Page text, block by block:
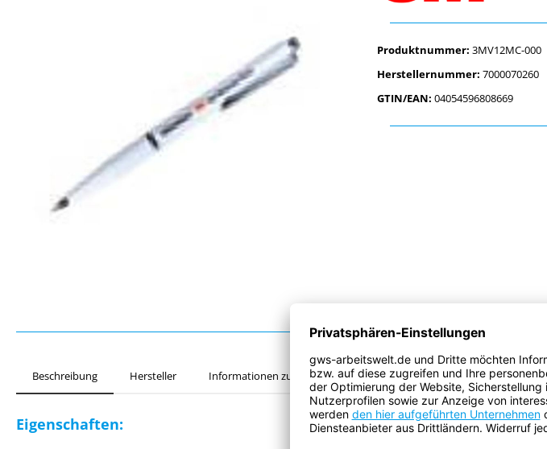
Produktnummer: 3MV12MC-000
Herstellernummer: 7000070260
GTIN/EAN: 04054596808669
Beschreibung Hersteller Informationen zur Produktsicherheit
Eigenschaften: